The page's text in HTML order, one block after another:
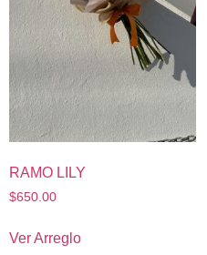
RAMO LILY
$650.00
Ver Arreglo